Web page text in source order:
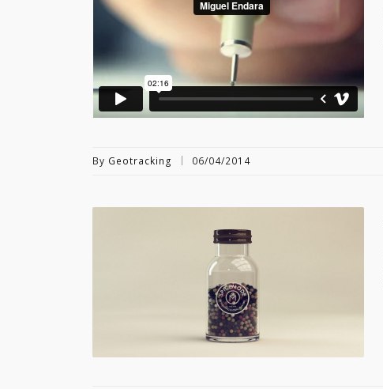
By Geotracking 06/04/2014